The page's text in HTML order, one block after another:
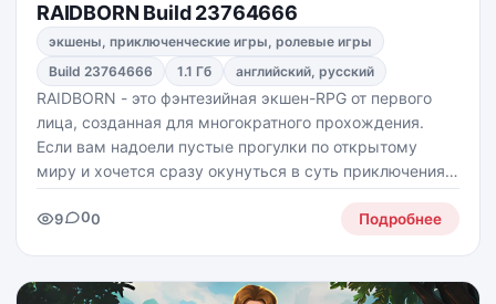
RAIDBORN Build 23764666
экшены, приключенческие игры, ролевые игры
Build 23764666
1.1 Гб английский, русский
RAIDBORN - это фэнтезийная экшен-RPG от первого
лица, созданная для многократного прохождения.
Если вам надоели пустые прогулки по открытому
миру и хочется сразу окунуться в суть приключения,
игра предлагает насыщенный опыт подземелий без
лишних отвлечений.
9 00 Подробнее